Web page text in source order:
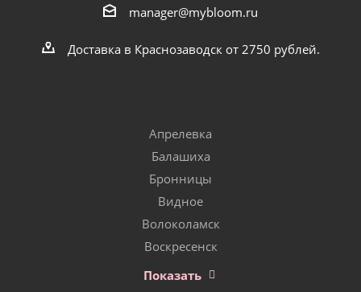
manager@mybloom.ru
Доставка в Краснозаводск от 2750 рублей.
Апрелевка
Балашиха
Бронницы
Видное
Волоколамск
Воскресенск
Показать